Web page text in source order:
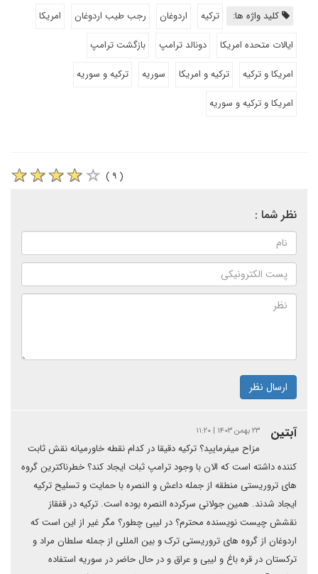
کلید واژه ها: ترکیه اردوغان رجب طیب اردوغان
امریکا
ایالات متحده امریکا
دونالد ترامپ
بازگشت ترامپ
امریکا و ترکیه
ترکیه و امریکا سوریه
ترکیه و سوریه
امریکا و ترکیه و سوریه
( ۹ )
نظر شما :
ارسال نظر
آبتین ۲۳ بهمن ۱۴۰۳ | ۱۱:۲۰
مزاح میفرمایید؟ ترکیه دقیقا در کدام نقطه خاورمیانه نقش ثابت
کننده داشته است که الان با وجود ترامپ ثبات ایجاد کند؟ خطرناکترین گروه
های تروریستی منطقه از جمله داعش و النصره با حمایت و تسلیح ترکیه
ایجاد شدند. همین جولانی سرکرده النصره بوده است. ترکیه در قفقاز
نقشش چیست نویسنده محترم؟ در لیبی چطور؟ مگر غیر از این است که
اردوغان از گروه های تروریستی ترک و بین المللی از جمله سلطان مراد و
ترکستان در قره باغ و لیبی و عراق و در حال حاضر در سوریه استفاده